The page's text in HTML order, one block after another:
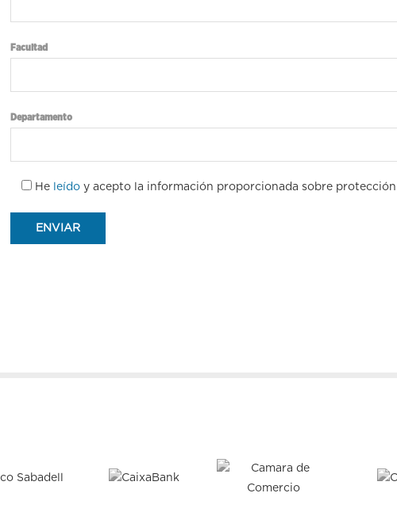
Facultad
Departamento
He leído y acepto la información proporcionada sobre